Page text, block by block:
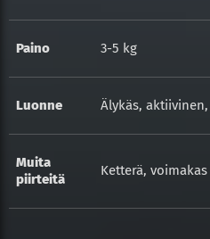
Paino 3-5 kg
Luonne Älykäs,
Muita
piirteitä
Ketterä,